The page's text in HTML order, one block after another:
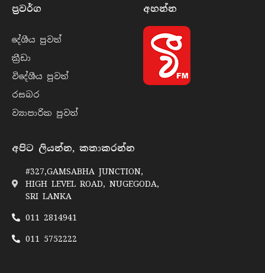
ප්‍රවර්​ග
දේශීය පුව​ත්
ක්‍රී​ඩා
විදේශීය පුව​ත්
රසබ​ර
ව්‍යාපාරික පුව​ත්
අහන්​න
අපිට ලියන්න, කතාකරන්න
#327,GAMSABHA JUNCTION,
HIGH LEVEL ROAD, NUGEGODA,
SRI LANKA
011 2814941
011 5752222